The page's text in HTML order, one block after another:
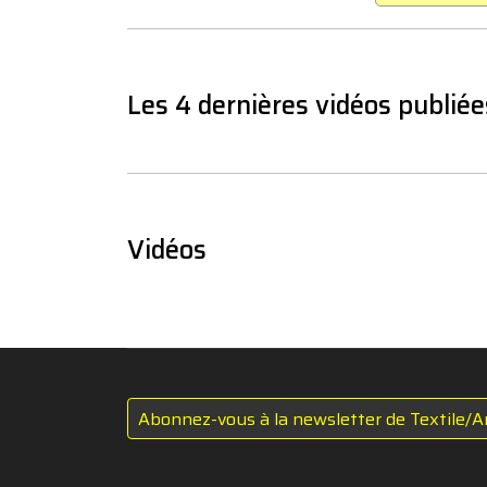
Les 4 dernières vidéos
Vidéos
Abonnez-vous à la newsletter de Textile/